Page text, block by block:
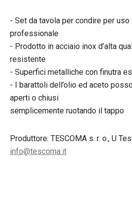
- Set da tavola per condire per
professionale
- Prodotto in acciaio inox d’alta
resistente
- Superfici metalliche con finutra
- I barattoli dell’olio ed aceto
aperti o chiusi
semplicemente ruotando il tappo
Produttore: TESCOMA s. r. o., U
info@tescoma.it